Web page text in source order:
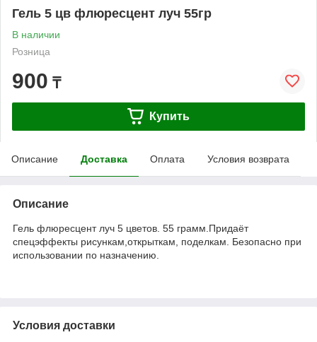
Гель 5 цв флюресцент луч 55гр
В наличии
Розница
900 ₸
Купить
Описание Доставка Оплата Условия возврата
Описание
Гель флюресцент луч 5 цветов. 55 грамм.Придаёт
спецэффекты рисункам,открыткам, поделкам. Безопасно при
использовании по назначению.
Условия доставки